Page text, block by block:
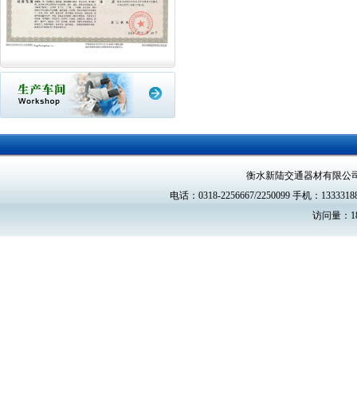
衡水新陆交通器材有限公
电话：0318-2256667/2250099 手机：
访问量：